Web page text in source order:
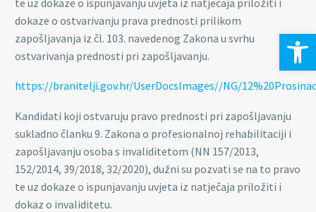
dokaze o ostvarivanju prava prednosti prilikom
zapošljavanja iz čl. 103. navedenog Zakona u svrhu
ostvarivanja prednosti pri zapošljavanju.
https://branitelji.gov.hr/UserDocsImages//NG/12%20Prosinac/
Kandidati koji ostvaruju pravo prednosti pri zapošljavanju
sukladno članku 9. Zakona o profesionalnoj rehabilitaciji i
zapošljavanju osoba s invaliditetom (NN 157/2013,
152/2014, 39/2018, 32/2020), dužni su pozvati se na to pravo
te uz dokaze o ispunjavanju uvjeta iz natječaja priložiti i
dokaz o invaliditetu.